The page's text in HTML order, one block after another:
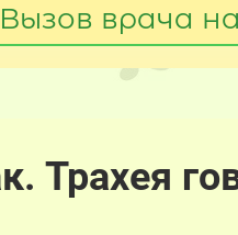
Вызов врача
Трахея